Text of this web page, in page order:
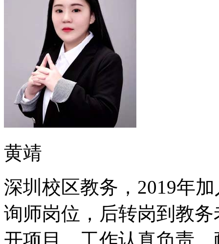
黄靖
深圳校区教务，2019年
询师岗位，后转岗到教